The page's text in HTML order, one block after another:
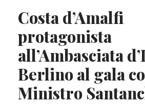
Costa d’Amalfi
protagonista
all’Ambasciata
Berlino al gala
Ministro